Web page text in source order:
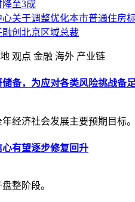
至3成
关于调整优化本市普通住房
创北京区域总裁
观点 金融 海外 产业链
备，为应对各类风险挑战备
经济社会发展主要预期目标。
有望逐步修复回升
整阶段。